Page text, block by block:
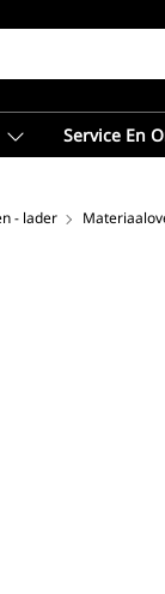
Service En
- lader